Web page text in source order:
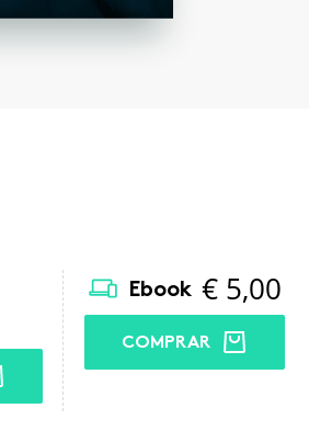
Ebook € 5,00
COMPRAR